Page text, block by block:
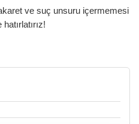
ve suç unsuru içermemesi